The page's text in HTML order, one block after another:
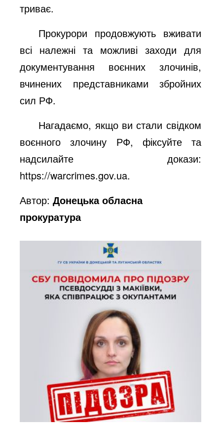
триває.
Прокурори продовжують вживати
всі належні та можливі заходи для
документування воєнних злочинів,
вчинених представниками збройних
сил РФ.
Нагадаємо, якщо ви стали свідком
воєнного злочину РФ, фіксуйте та
надсилайте докази:
https://warcrimes.gov.ua.
Автор:Донецька обласна
прокуратура